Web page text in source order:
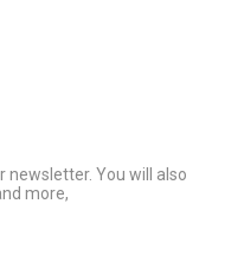
newsletter. You will also
more,